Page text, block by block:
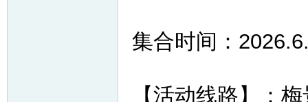
集合时间：
【活动线路】：